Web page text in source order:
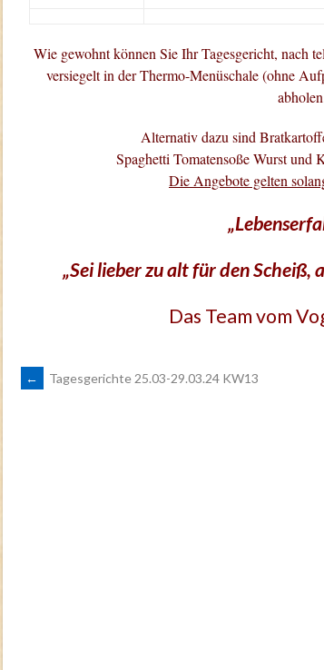
Wie gewohnt können Sie Ihr Tagesgericht, nach
versiegelt in der Thermo-Menüschale (ohne
Alternativ dazu sind
Spaghetti Tomatensoße Wurst und
Die Angebote gelten
„Sei lieber zu alt für den Scheiß,
Das Team vom
ARTIKEL-
← Tagesgerichte 25.03-29.03.24 KW13